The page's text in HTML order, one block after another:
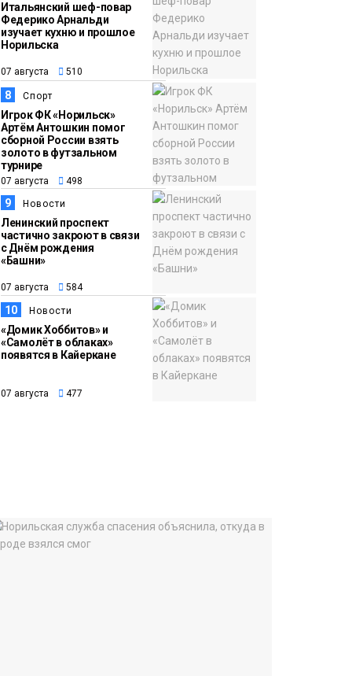
Итальянский шеф-повар
Федерико Арнальди
изучает кухню и прошлое
Норильска
07 августа 510
8 Спорт
Игрок ФК «Норильск»
Артём Антошкин помог
сборной России взять
золото в футзальном
турнире
07 августа 498
9 Новости
Ленинский проспект
частично закроют в связи
с Днём рождения
«Башни»
07 августа 584
10 Новости
«Домик Хоббитов» и
«Самолёт в облаках»
появятся в Кайеркане
07 августа 477